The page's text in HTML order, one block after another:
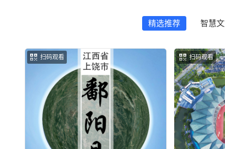
精选推荐 智慧
扫码观看 扫码观看